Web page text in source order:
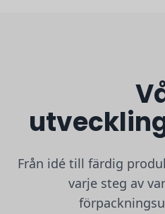
Från idé till färdig
varje steg av